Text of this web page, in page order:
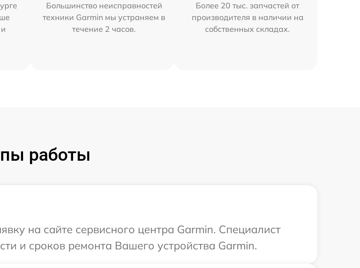
Большинство неисправностей
техники Garmin мы устраняем в
течение 2 часов.
Более 20 тыс. запчастей от
производителя в наличии на
собственных складах.
работы
на сайте сервисного центра Garmin. Специалист
и сроков ремонта Вашего устройства Garmin.